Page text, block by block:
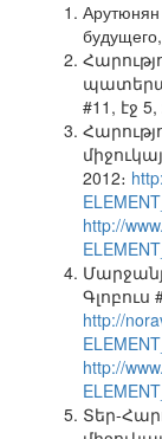
#11, էջ 5,
2012։
http://
Գլոբուս
http://
http://
Տեր-